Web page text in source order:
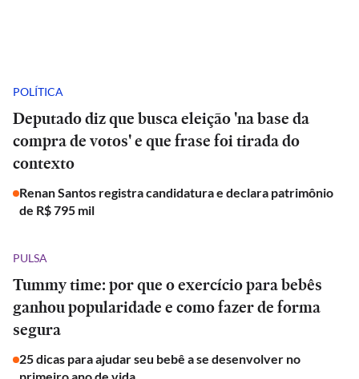
POLÍTICA
Deputado diz que busca eleição 'na base da
compra de votos' e que frase foi tirada do
contexto
Renan Santos registra candidatura e declara patrimônio
de R$ 795 mil
PULSA
Tummy time: por que o exercício para bebês
ganhou popularidade e como fazer de forma
segura
25 dicas para ajudar seu bebê a se desenvolver no